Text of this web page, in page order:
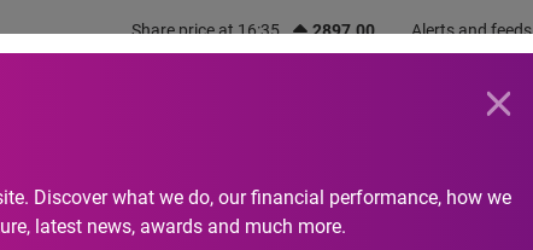
Share price at 16:35 2897.00 Alerts and feeds
Discover what we do, our financial performance, how we
latest news, awards and much more.
Newsroom